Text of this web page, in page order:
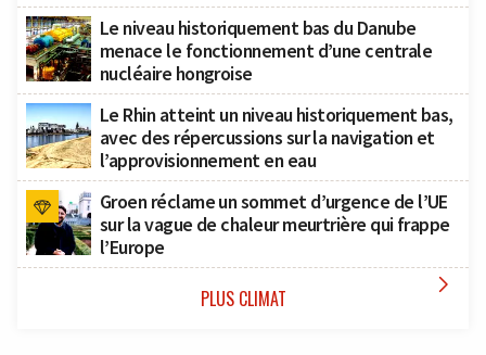
Le niveau historiquement bas du Danube
menace le fonctionnement d’une centrale
nucléaire hongroise
Le Rhin atteint un niveau historiquement bas,
avec des répercussions sur la navigation et
l’approvisionnement en eau
Groen réclame un sommet d’urgence de l’UE
sur la vague de chaleur meurtrière qui frappe
l’Europe
PLUS CLIMAT 